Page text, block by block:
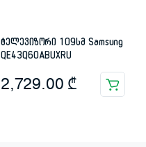
ტელევიზორი 109სმ Samsung
QE43Q60ABUXRU
2,729.00 ₾